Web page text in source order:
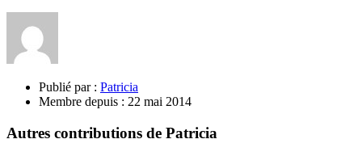
Publié par : Patricia
Membre depuis : 22 mai 2014
Autres contributions de Patricia